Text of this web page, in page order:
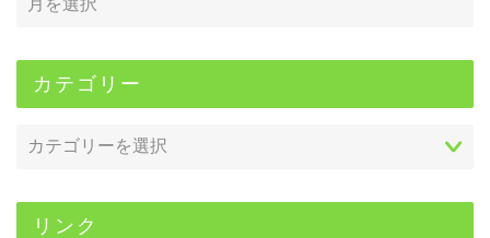
カテゴリー
リンク